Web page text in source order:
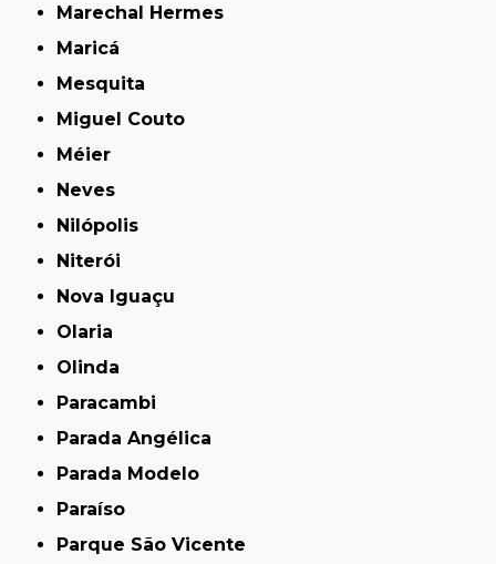
Marechal Hermes
Maricá
Mesquita
Miguel Couto
Méier
Neves
Nilópolis
Niterói
Nova Iguaçu
Olaria
Olinda
Paracambi
Parada Angélica
Parada Modelo
Paraíso
Parque São Vicente